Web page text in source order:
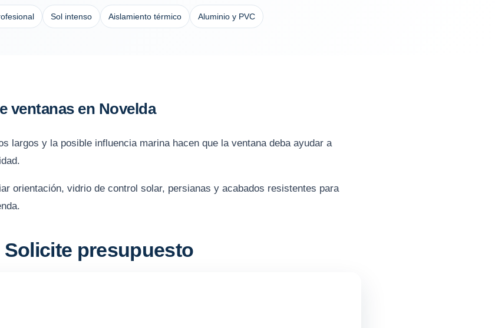
Sol intenso Aislamiento térmico Aluminio y PVC
ventanas en Novelda
largos y la posible influencia marina hacen que la ventana deba ayudar a
orientación, vidrio de control solar, persianas y acabados resistentes para
Solicite presupuesto